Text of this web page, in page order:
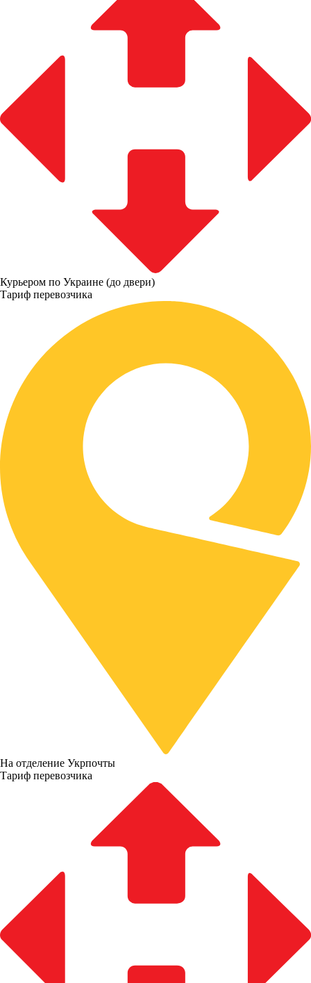
Курьером по Украине (до двери)
Тариф перевозчика
На отделение Укрпочты
Тариф перевозчика